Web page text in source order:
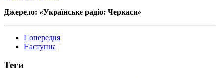
Джерело: «Українське радіо: Черкаси»
Попередня
Наступна
Теги